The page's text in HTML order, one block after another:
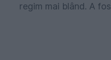
regim mai blând. A